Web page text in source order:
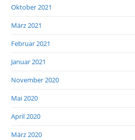
Oktober 2021
März 2021
Februar 2021
Januar 2021
November 2020
Mai 2020
April 2020
März 2020